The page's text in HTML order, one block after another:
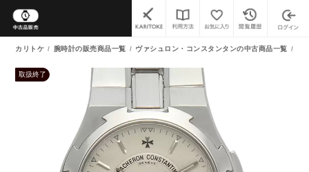
カリトケ 腕時計の販売商品一覧 ヴァシュロン・コンスタンタンの中古商品一覧
取扱終了